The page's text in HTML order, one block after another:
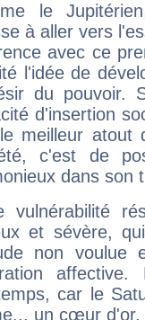
le
à aller vers
avec ce
l'idée de
du pouvoir.
d'insertion
meilleur atout
c'est de
dans son
vulnérabilité
et sévère,
non voulue
car le
un cœur d'or,